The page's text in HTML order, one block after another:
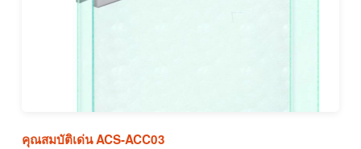
คุณสมบัติเด่น ACS-ACC03